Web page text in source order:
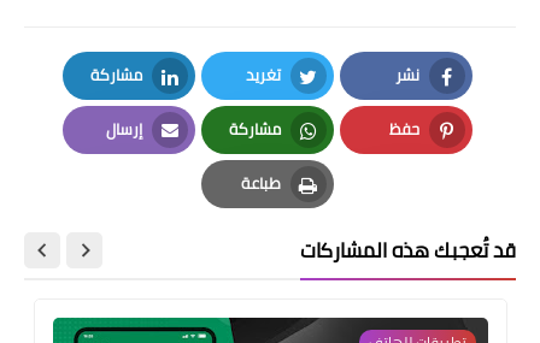
نشر
Facebook
تغريد
Twitter
مشاركة
LinkedIn
حفظ
Pinterest
مشاركة
Whatsapp
إرسال
Email
طباعة
Print
قد تُعجبك هذه المشاركات